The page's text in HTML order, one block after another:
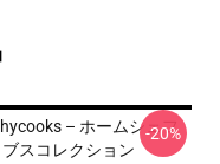
– ホームシェフ
スコレクション
-20%